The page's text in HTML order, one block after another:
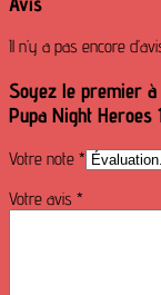
Il n’y a pas encore
Soyez le premier
Pupa Night Heroes
Votre note *
Votre avis *